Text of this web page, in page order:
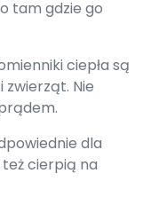
tam gdzie go
ciepła są
zwierząt. Nie
dla
cierpią na